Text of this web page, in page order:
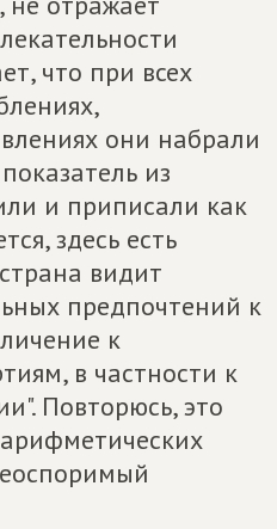
что при всех
они набрали
из
и приписали как
здесь есть
видит
предпочтений к
к
в частности к
Повторюсь, это